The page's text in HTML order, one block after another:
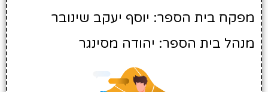
מפקח בית הספר: יוסף יעקב שינובר
מנהל בית הספר: יהודה מסינגר